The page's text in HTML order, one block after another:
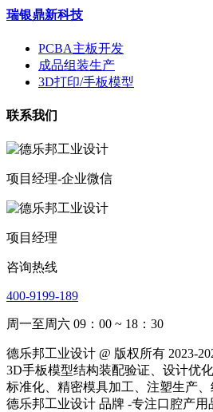
瑞银鼎新科技
PCBA主板开发
成品组装生产
3D打印/手板模型
联系我们
项目经理-企业微信
项目经理
咨询热线
400-9199-189
周一至周六 09：00 ~ 18：30
德乐邦工业设计 @ 版权所有 2023-
3D手板模型结构装配验证、设计优
标准化、精密模具加工、注塑生产
德乐邦工业设计 品牌 -专注口腔产